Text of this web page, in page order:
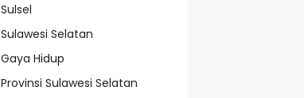
Sulsel
Sulawesi Selatan
Gaya Hidup
Provinsi Sulawesi Selatan